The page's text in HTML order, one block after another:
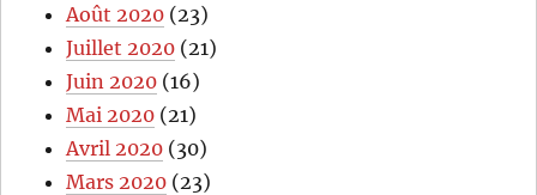
Août 2020 (23)
Juillet 2020 (21)
Juin 2020 (16)
Mai 2020 (21)
Avril 2020 (30)
Mars 2020 (23)